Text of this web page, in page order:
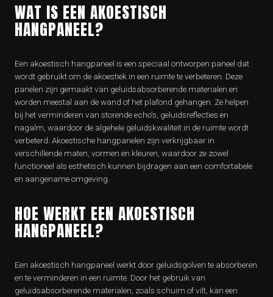
WAT IS EEN AKOESTISCH
HANGPANEEL?
Een akoestisch hangpaneel is een speciaal ontworpen paneel dat
wordt gebruikt om de akoestiek in een ruimte te verbeteren. Deze
panelen zijn gemaakt van geluidsabsorberende materialen en
worden meestal aan de wand of het plafond gehangen. Ze helpen
bij het verminderen van storende echo’s, geluidsreflecties en
nagalm, waardoor de algehele geluidskwaliteit in de ruimte wordt
verbeterd. Akoestische hangpanelen zijn verkrijgbaar in
verschillende maten, vormen en kleuren, waardoor ze zowel
functioneel als esthetisch kunnen bijdragen aan een comfortabele
en aangename omgeving.
HOE WERKT EEN AKOESTISCH
HANGPANEEL?
Een akoestisch hangpaneel werkt door geluidsgolven te absorberen
en te verminderen in een ruimte. Door het gebruik van
geluidsabsorberende materialen, zoals schuim of vilt, kan een